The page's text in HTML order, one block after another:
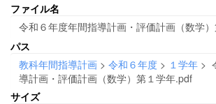
ファイル名
令和６年度年間指導計画・評価計画（数学
パス
教科年間指導計画 > 令和６年度 > １学年 >
導計画・評価計画（数学）第１学年.pdf
サイズ